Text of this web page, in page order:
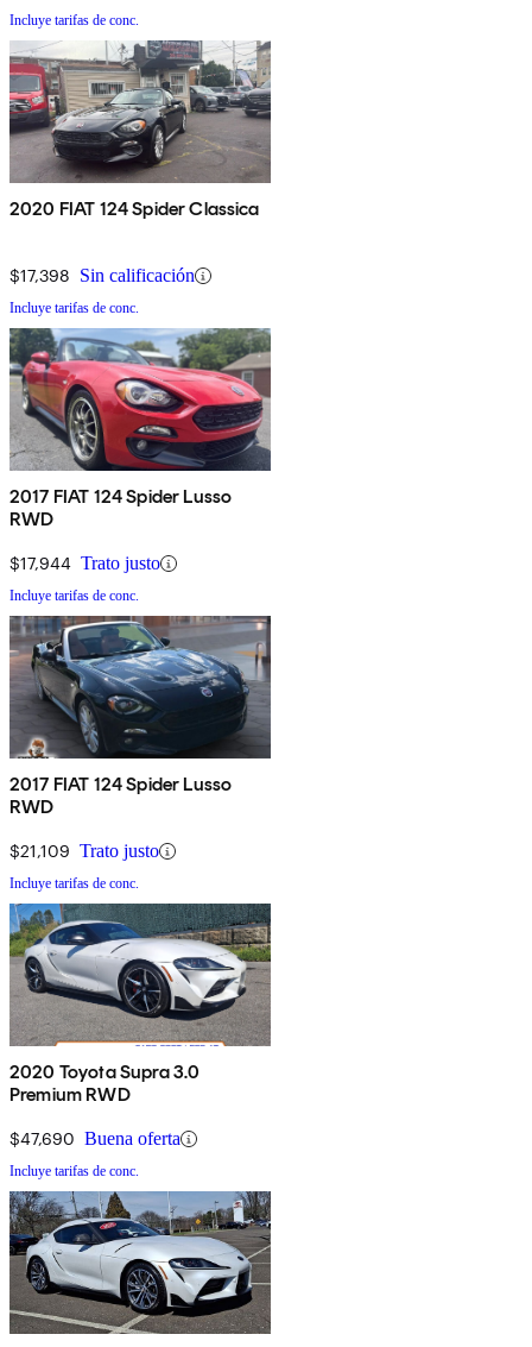
Incluye tarifas de conc.
2020 FIAT 124 Spider Classica
$17,398 Sin calificación
Incluye tarifas de conc.
2017 FIAT 124 Spider Lusso
RWD
$17,944 Trato justo
Incluye tarifas de conc.
2017 FIAT 124 Spider Lusso
RWD
$21,109 Trato justo
Incluye tarifas de conc.
2020 Toyota Supra 3.0
Premium RWD
$47,690 Buena oferta
Incluye tarifas de conc.